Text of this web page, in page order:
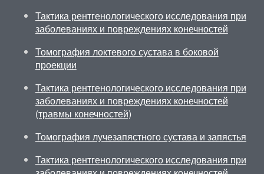
Тактика рентгенологического исследования при
заболеваниях и повреждениях конечностей
Томография локтевого сустава в боковой
проекции
Тактика рентгенологического исследования при
заболеваниях и повреждениях конечностей
(травмы конечностей)
Томография лучезапястного сустава и запястья
Тактика рентгенологического исследования при